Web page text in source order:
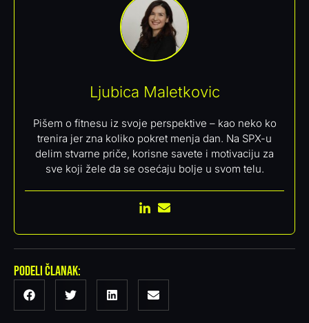
Ljubica Maletkovic
Pišem o fitnesu iz svoje perspektive – kao neko ko
trenira jer zna koliko pokret menja dan. Na SPX-u
delim stvarne priče, korisne savete i motivaciju za
sve koji žele da se osećaju bolje u svom telu.
Podeli članak: